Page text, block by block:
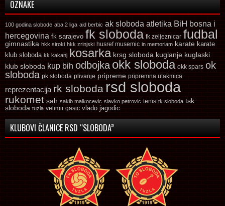
OZNAKE
100 godina slobode aba 2 liga aid berbic ak sloboda atletika BiH bosna i
hercegovina fk sarajevo fk sloboda fk zeljeznicar fudbal
gimnastika hkk siroki hkk zrinjski husref musemic in memoriam karate karate
klub sloboda kk kakanj kosarka krsg sloboda kuglanje kuglaski
klub sloboda kup bih odbojka okk sloboda okk spars ok
sloboda pk sloboda plivanje pripreme pripremna utakmica
reprezentacija rk sloboda rsd sloboda
rukomet sah sakib malkocevic slavko petrovic tenis tk sloboda tsk
sloboda tuzla velimir gasic vlado jagodic
KLUBOVI ČLANICE RSD “SLOBODA”